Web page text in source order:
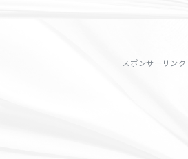
スポンサーリンク